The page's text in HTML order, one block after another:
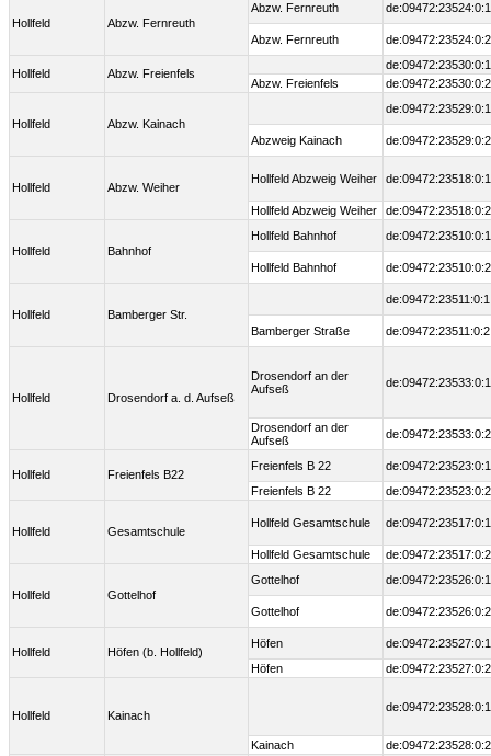
Hollfeld Abzw. Fernreuth
Abzw. Fernreuth de:09472:23524:0:1
Abzw. Fernreuth de:09472:23524:0:2
Hollfeld Abzw. Freienfels
de:09472:23530:0:1
Abzw. Freienfels
de:09472:23530:0:2
Hollfeld Abzw. Kainach
de:09472:23529:0:1
Abzweig Kainach de:09472:23529:0:2
Hollfeld Abzw. Weiher
Hollfeld Abzweig Weiher de:09472:23518:0:1
Hollfeld Abzweig Weiher de:09472:23518:0:2
Hollfeld Bahnhof
Hollfeld Bahnhof de:09472:23510:0:1
Hollfeld Bahnhof de:09472:23510:0:2
Hollfeld Bamberger Str.
de:09472:23511:0:1
Bamberger Straße de:09472:23511:0:2
Hollfeld Drosendorf a. d. Aufseß
Drosendorf an der
Aufseß
de:09472:23533:0:1
Drosendorf an der
Aufseß
de:09472:23533:0:2
Hollfeld Freienfels B22
Freienfels B 22
de:09472:23523:0:1
Freienfels B 22
de:09472:23523:0:2
Hollfeld Gesamtschule
Hollfeld Gesamtschule de:09472:23517:0:1
Hollfeld Gesamtschule de:09472:23517:0:2
Hollfeld Gottelhof
Gottelhof de:09472:23526:0:1
Gottelhof de:09472:23526:0:2
Hollfeld Höfen (b. Hollfeld)
Höfen
de:09472:23527:0:1
Höfen
de:09472:23527:0:2
Hollfeld Kainach
de:09472:23528:0:1
Kainach de:09472:23528:0:2